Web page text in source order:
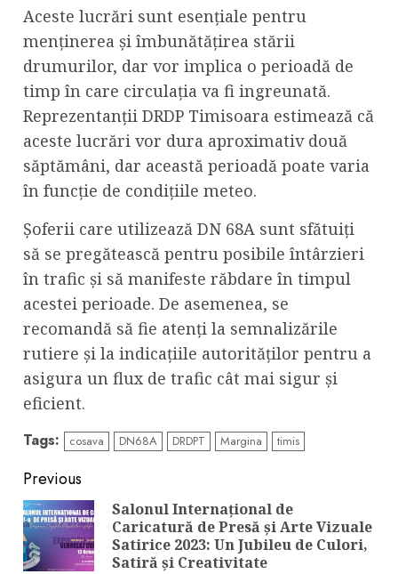
Aceste lucrări sunt esențiale pentru
menținerea și îmbunătățirea stării
drumurilor, dar vor implica o perioadă de
timp în care circulația va fi ingreunată.
Reprezentanții DRDP Timisoara estimează că
aceste lucrări vor dura aproximativ două
săptămâni, dar această perioadă poate varia
în funcție de condițiile meteo.
Șoferii care utilizează DN 68A sunt sfătuiți
să se pregătească pentru posibile întârzieri
în trafic și să manifeste răbdare în timpul
acestei perioade. De asemenea, se
recomandă să fie atenți la semnalizările
rutiere și la indicațiile autorităților pentru a
asigura un flux de trafic cât mai sigur și
eficient.
Tags: cosava DN68A DRDPT Margina timis
Continue
Reading
Previous
Salonul Internațional de
Caricatură de Presă și Arte Vizuale
Satirice 2023: Un Jubileu de Culori,
Satiră și Creativitate